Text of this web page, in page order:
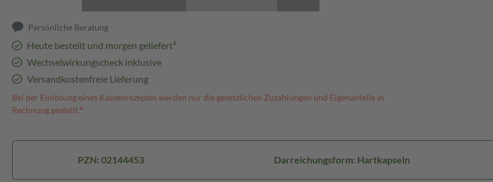
Persönliche Beratung
Heute bestellt und morgen geliefert³
Wechselwirkungscheck inklusive
Versandkostenfreie Lieferung
Bei der Einlösung eines Kassenrezeptes werden nur die gesetzlichen Zuzahlungen und Eigenanteile in
Rechnung gestellt.⁴
PZN: 02144453 Darreichungsform: Hartkapseln